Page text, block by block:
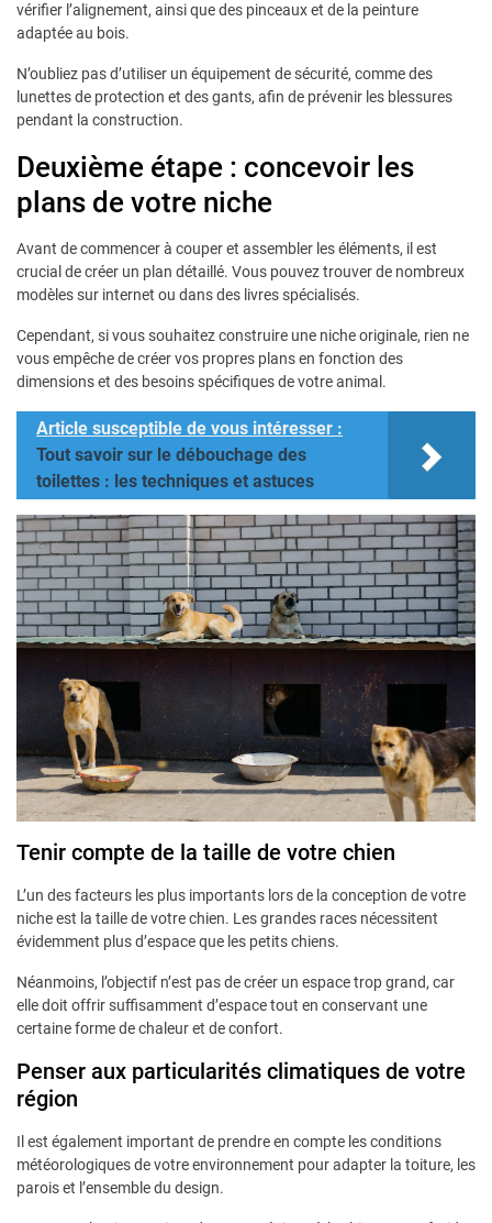
vérifier l’alignement, ainsi que des pinceaux et de la peinture
adaptée au bois.
N’oubliez pas d’utiliser un équipement de sécurité, comme des
lunettes de protection et des gants, afin de prévenir les blessures
pendant la construction.
Deuxième étape : concevoir les
plans de votre niche
Avant de commencer à couper et assembler les éléments, il est
crucial de créer un plan détaillé. Vous pouvez trouver de nombreux
modèles sur internet ou dans des livres spécialisés.
Cependant, si vous souhaitez construire une niche originale, rien ne
vous empêche de créer vos propres plans en fonction des
dimensions et des besoins spécifiques de votre animal.
Article susceptible de vous intéresser :
Tout savoir sur le débouchage des
toilettes : les techniques et astuces
Tenir compte de la taille de votre chien
L’un des facteurs les plus importants lors de la conception de votre
niche est la taille de votre chien. Les grandes races nécessitent
évidemment plus d’espace que les petits chiens.
Néanmoins, l’objectif n’est pas de créer un espace trop grand, car
elle doit offrir suffisamment d’espace tout en conservant une
certaine forme de chaleur et de confort.
Penser aux particularités climatiques de votre
région
Il est également important de prendre en compte les conditions
météorologiques de votre environnement pour adapter la toiture, les
parois et l’ensemble du design.